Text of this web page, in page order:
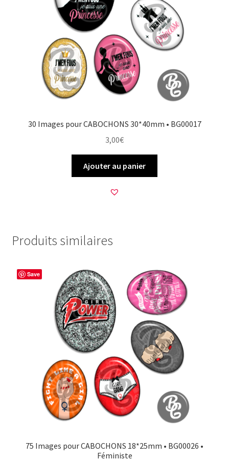
30 Images pour CABOCHONS 30*40mm • BG00017
3,00€
Ajouter au panier
Produits similaires
Save
75 Images pour CABOCHONS 18*25mm • BG00026 •
Féministe